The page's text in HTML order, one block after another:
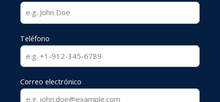
Teléfono
Correo electrónico